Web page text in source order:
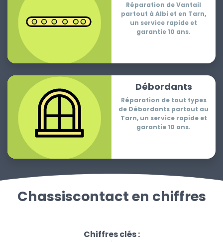
Réparation de Vantail
partout à Albi et en Tarn,
un service rapide et
garantie 10 ans.
Débordants
Réparation de tout types
de Débordants partout au
Tarn, un service rapide et
garantie 10 ans.
Chassiscontact en chiffres
Chiffres clés :